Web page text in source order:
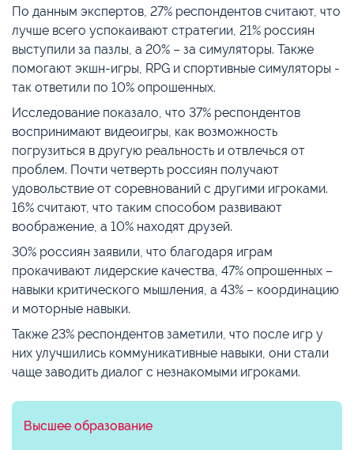
По данным экспертов, 27% респондентов считают, что
лучше всего успокаивают стратегии, 21% россиян
выступили за пазлы, а 20% – за симуляторы. Также
помогают экшн-игры, RPG и спортивные симуляторы -
так ответили по 10% опрошенных.
Исследование показало, что 37% респондентов
воспринимают видеоигры, как возможность
погрузиться в другую реальность и отвлечься от
проблем. Почти четверть россиян получают
удовольствие от соревнований с другими игроками.
16% считают, что таким способом развивают
воображение, а 10% находят друзей.
30% россиян заявили, что благодаря играм
прокачивают лидерские качества, 47% опрошенных –
навыки критического мышления, а 43% – координацию
и моторные навыки.
Также 23% респондентов заметили, что после игр у
них улучшились коммуникативные навыки, они стали
чаще заводить диалог с незнакомыми игроками.
Высшее образование